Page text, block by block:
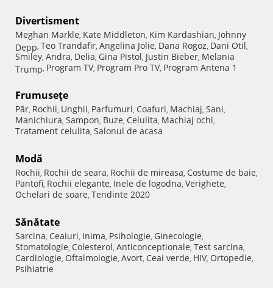
Divertisment
Meghan Markle, Kate Middleton, Kim Kardashian, Johnny
Depp, Teo Trandafir, Angelina Jolie, Dana Rogoz, Dani Otil,
Smiley, Andra, Delia, Gina Pistol, Justin Bieber, Melania
Trump, Program TV, Program Pro TV, Program Antena 1
Frumuseţe
Păr, Rochii, Unghii, Parfumuri, Coafuri, Machiaj, Sani,
Manichiura, Sampon, Buze, Celulita, Machiaj ochi,
Tratament celulita, Salonul de acasa
Modă
Rochii, Rochii de seara, Rochii de mireasa, Costume de baie,
Pantofi, Rochii elegante, Inele de logodna, Verighete,
Ochelari de soare, Tendinte 2020
Sănătate
Sarcina, Ceaiuri, Inima, Psihologie, Ginecologie,
Stomatologie, Colesterol, Anticonceptionale, Test sarcina,
Cardiologie, Oftalmologie, Avort, Ceai verde, HIV, Ortopedie,
Psihiatrie